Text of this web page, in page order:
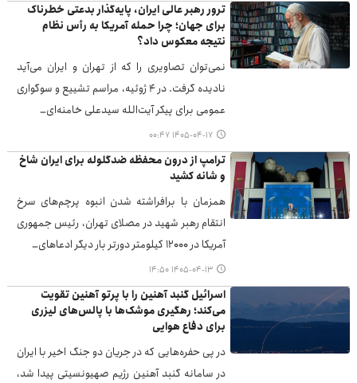
ترور رهبر عالی ایران، پایه‌گذار بدعتی خطرناک
برای جهان؛ چرا حمله آمریکا به رأس نظام
نتیجه معکوس داد؟
نمی‌توان تصاویری را که از تهران و ایران می‌آید
نادیده گرفت. در ۴ ژوئیه، مراسم تشییع و سوگواری
عمومی برای پیکر آیت‌الله سیدعلی خامنه‌ای…
۱۴۰۵-۰۴-۱۷ ۰۰:۴۷
ترامپ از درون محفظه ضدگلوله برای ایران شاخ
و شانه کشید
همزمان با برافراشته شدن انبوه پرچم‌های سرخ
انتقام رهبر شهید در مصلای تهران، رئیس جمهوری
آمریکا در ۱۲۰۰۰ کیلومتر دورتر بار دیگر ادعاهای…
۱۴۰۵-۰۴-۱۳ ۱۴:۵۰
اسرائیل گنبد آهنین را با پرتو آهنین تقویت
می‌کند؛ رهگیری موشک‌ها با پالس‌های لیزری
برای دفاع هوایی
در پی حفره‌هایی که در جریان دو جنگ اخیر با ایران
در سامانه گنبد آهنین رژیم صهیونسیتی پیدا شد،